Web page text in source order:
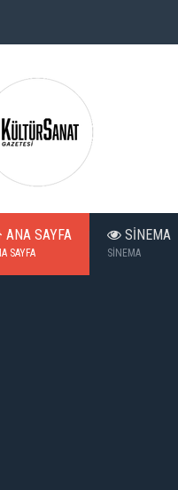
ANA SAYFA
SAYFA
SİNEMA
SİNEMA